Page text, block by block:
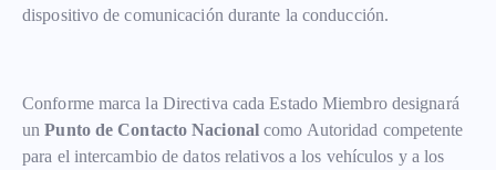
dispositivo de comunicación durante la conducción.
Conforme marca la Directiva cada Estado Miembro designará
unPunto de Contacto Nacionalcomo Autoridad competente
para el intercambio de datos relativos a los vehículos y a los